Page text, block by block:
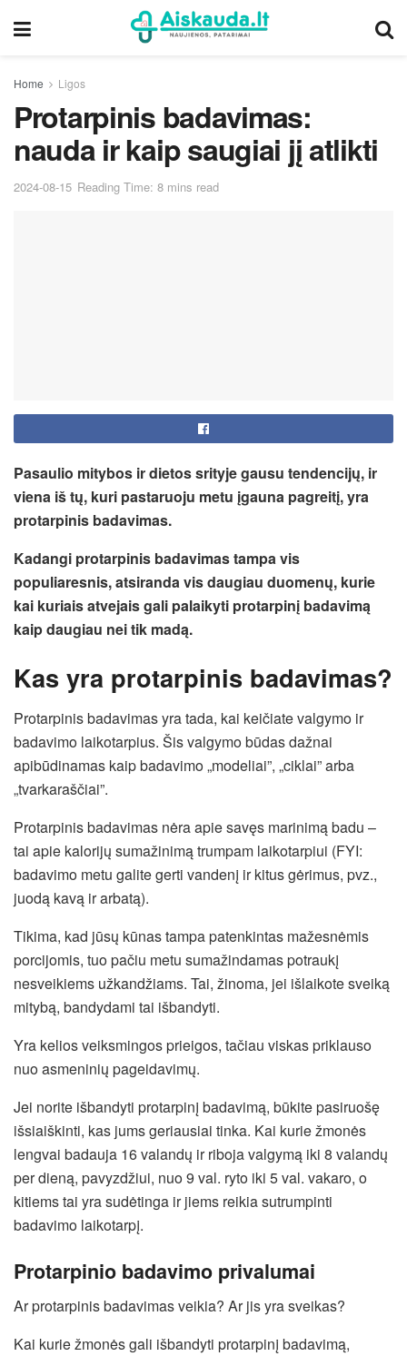
Home Ligos
Protarpinis badavimas:
nauda ir kaip saugiai jį atlikti
2024-08-15 Reading Time: 8 mins read
Pasaulio mitybos ir dietos srityje gausu tendencijų, ir
viena iš tų, kuri pastaruoju metu įgauna pagreitį, yra
protarpinis badavimas.
Kadangi protarpinis badavimas tampa vis
populiaresnis, atsiranda vis daugiau duomenų, kurie
kai kuriais atvejais gali palaikyti protarpinį badavimą
kaip daugiau nei tik madą.
Kas yra protarpinis badavimas?
Protarpinis badavimas yra tada, kai keičiate valgymo ir
badavimo laikotarpius. Šis valgymo būdas dažnai
apibūdinamas kaip badavimo „modeliai”, „ciklai” arba
„tvarkaraščiai”.
Protarpinis badavimas nėra apie savęs marinimą badu –
tai apie kalorijų sumažinimą trumpam laikotarpiui (FYI:
badavimo metu galite gerti vandenį ir kitus gėrimus, pvz.,
juodą kavą ir arbatą).
Tikima, kad jūsų kūnas tampa patenkintas mažesnėmis
porcijomis, tuo pačiu metu sumažindamas potraukį
nesveikiems užkandžiams. Tai, žinoma, jei išlaikote sveiką
mitybą, bandydami tai išbandyti.
Yra kelios veiksmingos prieigos, tačiau viskas priklauso
nuo asmeninių pageidavimų.
Jei norite išbandyti protarpinį badavimą, būkite pasiruošę
išsiaiškinti, kas jums geriausiai tinka. Kai kurie žmonės
lengvai badauja 16 valandų ir riboja valgymą iki 8 valandų
per dieną, pavyzdžiui, nuo 9 val. ryto iki 5 val. vakaro, o
kitiems tai yra sudėtinga ir jiems reikia sutrumpinti
badavimo laikotarpį.
Protarpinio badavimo privalumai
Ar protarpinis badavimas veikia? Ar jis yra sveikas?
Kai kurie žmonės gali išbandyti protarpinį badavimą,